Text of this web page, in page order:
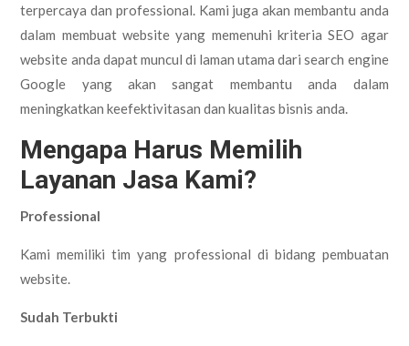
terpercaya dan professional. Kami juga akan membantu anda
dalam membuat website yang memenuhi kriteria SEO agar
website anda dapat muncul di laman utama dari search engine
Google yang akan sangat membantu anda dalam
meningkatkan keefektivitasan dan kualitas bisnis anda.
Mengapa Harus Memilih
Layanan Jasa Kami?
Professional
Kami memiliki tim yang professional di bidang pembuatan
website.
Sudah Terbukti